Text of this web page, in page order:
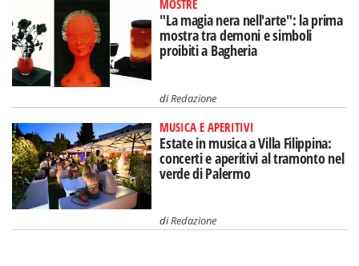
MOSTRE
"La magia nera nell'arte": la prima
mostra tra demoni e simboli
proibiti a Bagheria
diRedazione
MUSICA E APERITIVI
Estate in musica a Villa Filippina:
concerti e aperitivi al tramonto nel
verde di Palermo
diRedazione